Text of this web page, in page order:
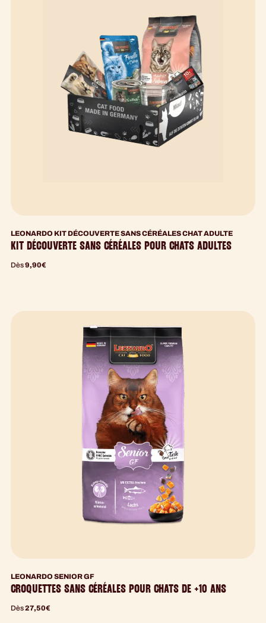
LEONARDO KIT DÉCOUVERTE SANS CÉRÉALES CHAT ADULTE
KIT DÉCOUVERTE SANS CÉRÉALES POUR CHATS ADULTES
Dès9,90€
LEONARDO SENIOR GF
CROQUETTES SANS CÉRÉALES POUR CHATS DE +10 ANS
Dès27,50€